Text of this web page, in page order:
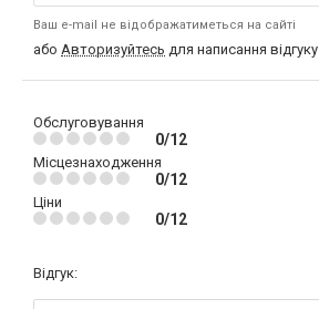
Ваш e-mail не відображатиметься на сайті
або Авторизуйтесь для написання відгуку
Обслуговування
0/12
Місцезнаходження
0/12
Ціни
0/12
Відгук: